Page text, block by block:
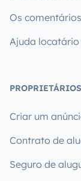
Os
Ajuda locatário
PROPRIETÁRIOS
Criar um
Contrato de
Seguro de